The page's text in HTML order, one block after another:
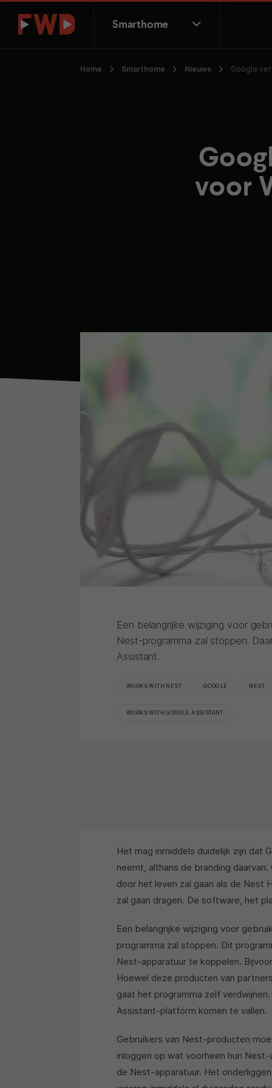
Smarthome
Home Smarthome Nieuws Google
voor
Een belangrijke wijziging voor
Nest-programma zal stoppen.
Assistant.
WORKS WITH NEST GOOGLE NEST
WORKS WITH GOOGLE ASSISTANT
Het mag inmiddels duidelijk zijn dat
neemt, althans de branding daarvan.
door het leven zal gaan als de Nest
zal gaan dragen. De software, het
Een belangrijke wijziging voor
programma zal stoppen. Dit
Nest-apparatuur te koppelen.
Hoewel deze producten van
gaat het programma zelf
Assistant-platform komen te vallen.
Gebruikers van Nest-producten
inloggen op wat voorheen hun
de Nest-apparatuur. Het